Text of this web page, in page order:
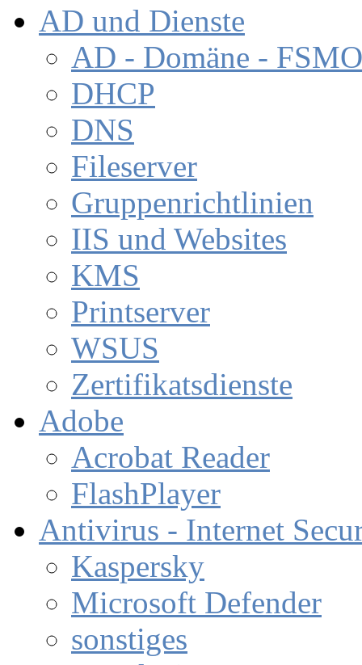
AD und Dienste
AD - Domäne - FSMO
DHCP
DNS
Fileserver
Gruppenrichtlinien
IIS und Websites
KMS
Printserver
WSUS
Zertifikatsdienste
Adobe
Acrobat Reader
FlashPlayer
Antivirus - Internet
Kaspersky
Microsoft Defender
sonstiges